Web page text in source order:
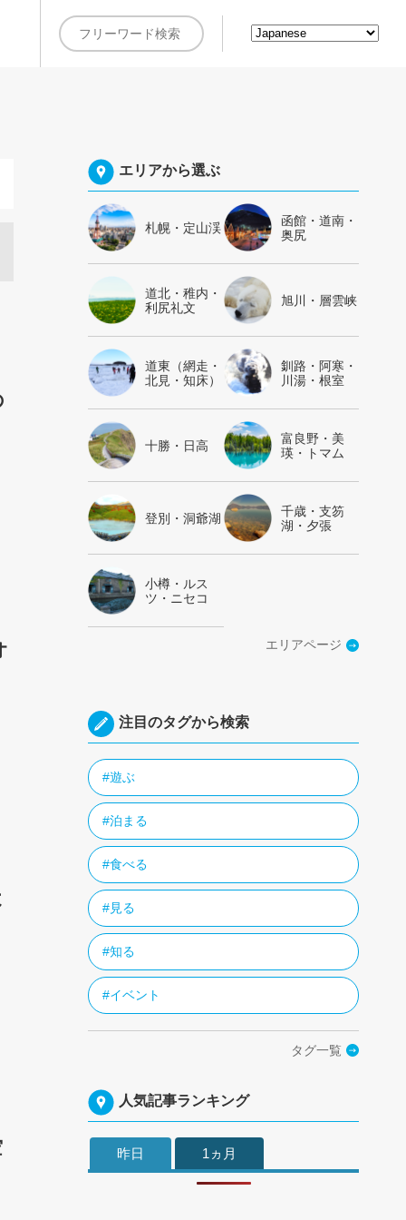
エリアから選ぶ
札幌・定山渓
函館・道南・
奥尻
道北・稚内・
利尻礼文
旭川・層雲峡
道東（網走・
北見・知床）
釧路・阿寒・
川湯・根室
十勝・日高
富良野・美
瑛・トマム
登別・洞爺湖
千歳・支笏
湖・夕張
小樽・ルス
ツ・ニセコ
エリアページ
注目のタグから検索
#遊ぶ
#泊まる
#食べる
#見る
#知る
#イベント
タグ一覧
人気記事ランキング
昨日 1ヵ月